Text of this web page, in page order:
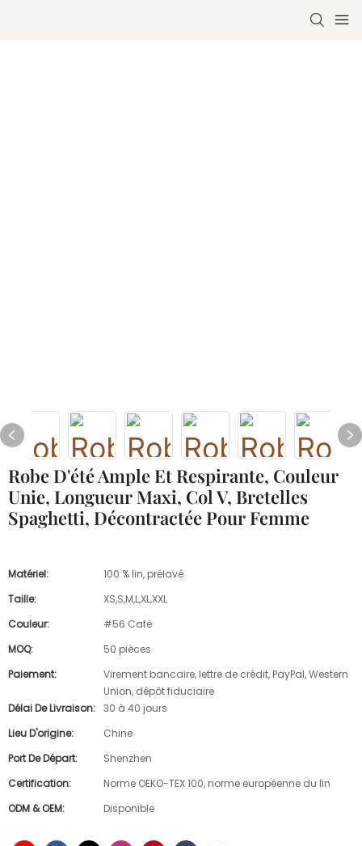
Robe D'été Ample Et Respirante, Couleur
Unie, Longueur Maxi, Col V, Bretelles
Spaghetti, Décontractée Pour Femme
Matériel:
100 % lin, prélavé
Taille:
XS,S,M,L,XL,XXL
Couleur:
#56 Café
MOQ:
50 pièces
Paiement:
Virement bancaire, lettre de crédit, PayPal, Western
Union, dépôt fiduciaire
Délai De Livraison: 30 à 40 jours
Lieu D'origine:
Chine
Port De Départ:
Shenzhen
Certification:
Norme OEKO-TEX 100, norme européenne du lin
ODM & OEM:
Disponible